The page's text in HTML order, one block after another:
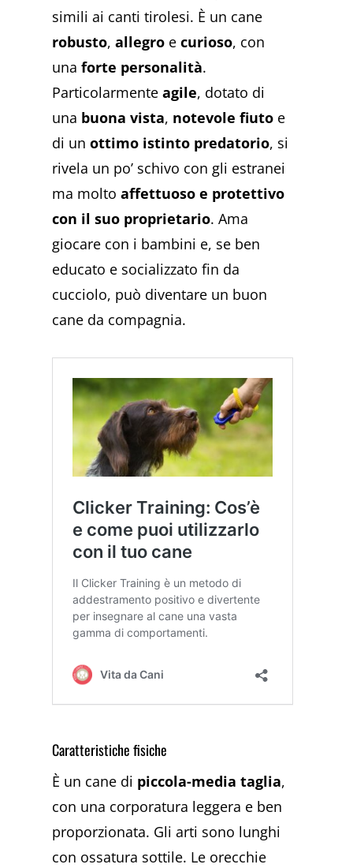
simili ai canti tirolesi. È un cane
robusto,allegro ecurioso, con
unaforte personalità.
Particolarmenteagile, dotato di
una buona vista, notevole fiuto e
di unottimo istinto predatorio, si
rivela un po’ schivo con gli estranei
ma moltoaffettuoso e protettivo
con il suo proprietario. Ama
giocare con i bambini e, se ben
educato e socializzato fin da
cucciolo, può diventare un buon
cane da compagnia.
Caratteristiche fisiche
È un cane di piccola-media taglia,
con una corporatura leggera e ben
proporzionata. Gli arti sono lunghi
con ossatura sottile. Le orecchie